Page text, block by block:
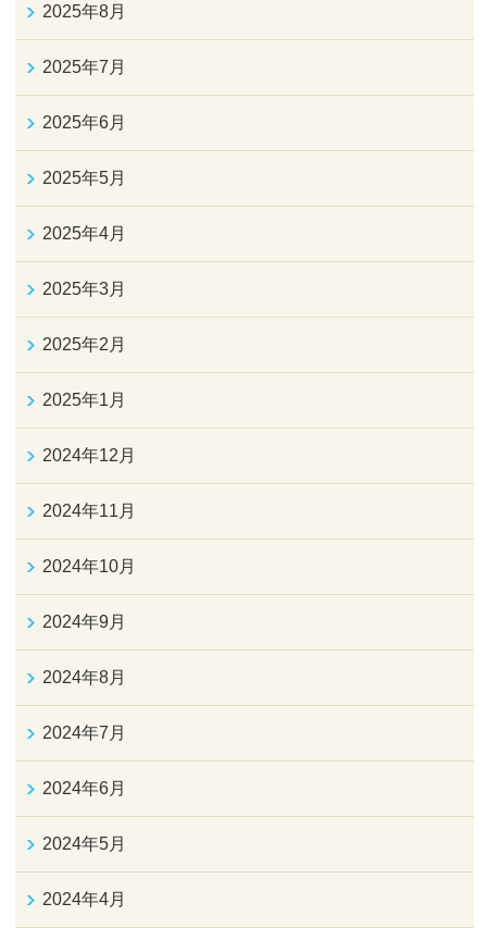
2025年8月
2025年7月
2025年6月
2025年5月
2025年4月
2025年3月
2025年2月
2025年1月
2024年12月
2024年11月
2024年10月
2024年9月
2024年8月
2024年7月
2024年6月
2024年5月
2024年4月